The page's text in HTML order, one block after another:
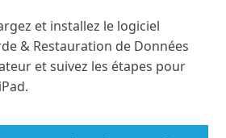
et installez le logiciel
& Restauration de Données
et suivez les étapes pour